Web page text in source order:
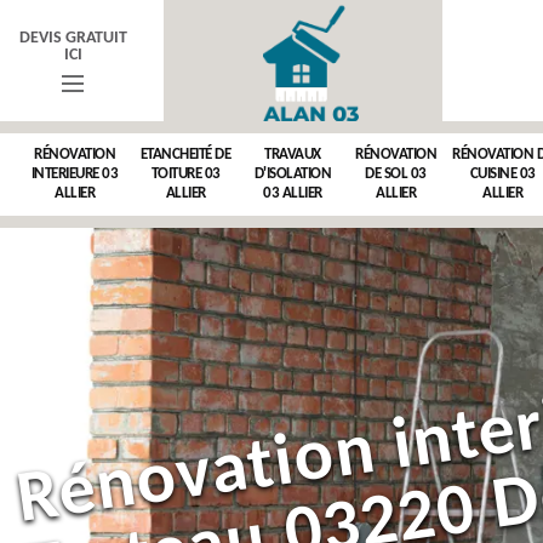
DEVIS GRATUIT
ICI
RÉNOVATION
INTERIEURE 03
ALLIER
ETANCHEITÉ DE
TOITURE 03
ALLIER
TRAVAUX
D'ISOLATION
03 ALLIER
RÉNOVATION
DE SOL 03
ALLIER
RÉNOVATION
CUISINE 03
ALLIER